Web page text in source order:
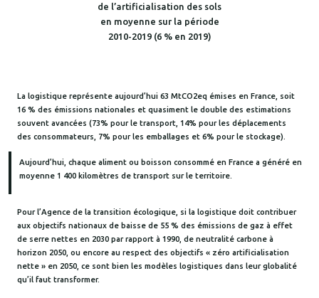
de l’artificialisation des sols
en moyenne sur la période
2010-2019 (6 % en 2019)
La logistique représente aujourd’hui 63 MtCO2eq émises en France, soit
16 % des émissions nationales et quasiment le double des estimations
souvent avancées (73% pour le transport, 14% pour les déplacements
des consommateurs, 7% pour les emballages et 6% pour le stockage).
Aujourd’hui, chaque aliment ou boisson consommé en France a généré en
moyenne 1 400 kilomètres de transport sur le territoire.
Pour l’Agence de la transition écologique, si la logistique doit contribuer
aux objectifs nationaux de baisse de 55 % des émissions de gaz à effet
de serre nettes en 2030 par rapport à 1990, de neutralité carbone à
horizon 2050, ou encore au respect des objectifs « zéro artificialisation
nette » en 2050, ce sont bien les modèles logistiques dans leur globalité
qu’il faut transformer.